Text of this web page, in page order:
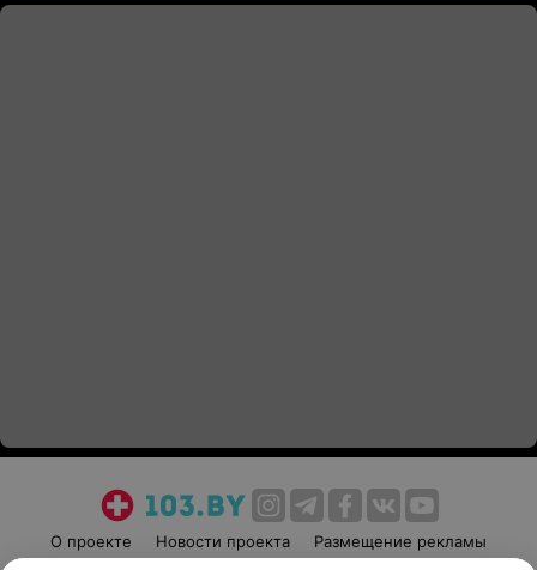
О проекте Новости проекта
Размещение рекламы